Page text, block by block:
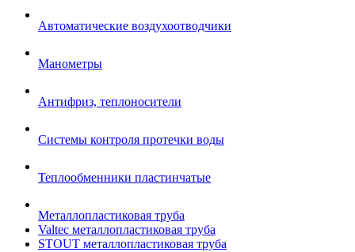
Автоматические воздухоотводчики
Манометры
Антифриз, теплоносители
Системы контроля протечки воды
Теплообменники пластинчатые
Металлопластиковая труба
Valtec металлопластиковая труба
STOUT металлопластиковая труба